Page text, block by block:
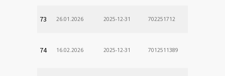
73 26.01.2026 2025-12-31 702251712
74 16.02.2026 2025-12-31 7012511389